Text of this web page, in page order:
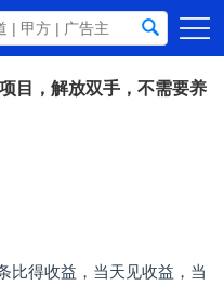
目，解放双手，不需要养
比得收益，当天见收益，当